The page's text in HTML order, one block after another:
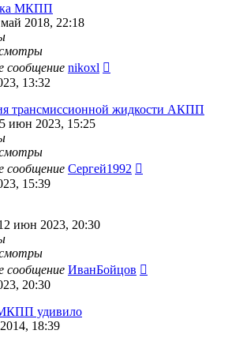
МКПП
2018, 22:18
сообщение nikoxl
13:32
трансмиссионной жидкости АКПП
июн 2023, 15:25
сообщение Сергей1992
15:39
июн 2023, 20:30
сообщение ИванБойцов
20:30
удивило
18:39